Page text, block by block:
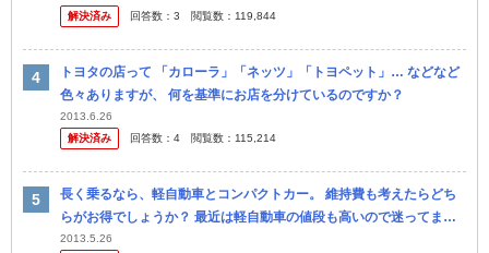
事で...
解決済み 回答数： 3 閲覧数： 119,844
トヨタの店って 「カローラ」「ネッツ」「トヨペット」… などなど
色々ありますが、 何を基準にお店を分けているのですか？
2013.6.26
解決済み
回答数： 4 閲覧数： 115,214
長く乗るなら、軽自動車とコンパクトカー。 維持費も考えたらどち
らがお得でしょうか？ 最近は軽自動車の値段も高いので迷ってま
す。 軽自動車のターボ車の価格ならカローラだって買えち ゃいます
2013.5.26